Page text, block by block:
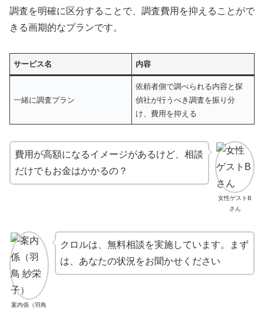
調査を明確に区分することで、調査費用を抑えることがで
きる画期的なプランです。
サービス名 内容
一緒に調査プラン
依頼者側で調べられる内容と探
偵社が行うべき調査を振り分
け、費用を抑える
女性ゲストB
さん
費用が高額になるイメージがあるけど、相談
だけでもお金はかかるの？
案内係（羽鳥
クロルは、無料相談を実施しています。まず
は、あなたの状況をお聞かせください